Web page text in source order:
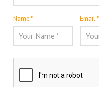
Name* Email*